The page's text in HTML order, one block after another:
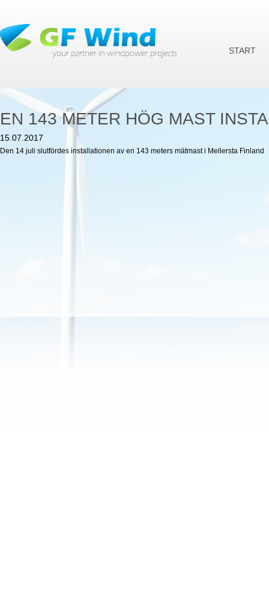
START
EN 143 METER HÖG MAST
15.07.2017
Den 14 juli slutfördes installationen av en 143 meters mätmast i Mellersta Finland